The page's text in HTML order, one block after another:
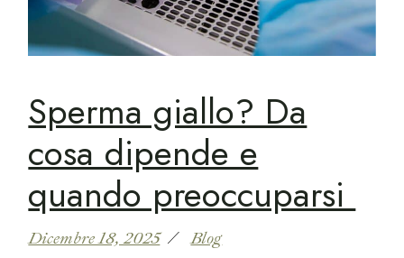
Sperma giallo? Da
cosa dipende e
quando preoccuparsi
Dicembre 18, 2025 Blog